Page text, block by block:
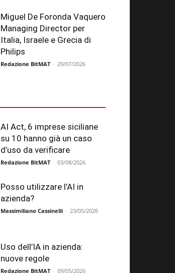
Miguel De Foronda Vaquero
Managing Director per
Italia, Israele e Grecia di
Philips
Redazione BitMAT - 29/07/2026
AI Act, 6 imprese siciliane
su 10 hanno già un caso
d’uso da verificare
Redazione BitMAT - 03/08/2026
Posso utilizzare l’AI in
azienda?
Massimiliano Cassinelli - 23/05/2026
Uso dell’IA in azienda:
nuove regole
Redazione BitMAT - 09/05/2026